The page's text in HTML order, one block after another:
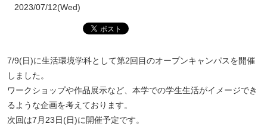
2023/07/12(Wed)
7/9(日)に生活環境学科として第2回目のオープンキャンパスを開催
しました。
ワークショップや作品展示など、本学での学生生活がイメージでき
るような企画を考えております。
次回は7月23日(日)に開催予定です。